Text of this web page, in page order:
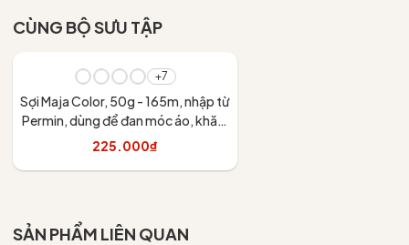
CÙNG BỘ SƯU TẬP
+7
Sợi Maja Color, 50g - 165m, nhập từ
Permin, dùng để đan móc áo, khăn,
váy
225.000₫
SẢN PHẨM LIÊN QUAN